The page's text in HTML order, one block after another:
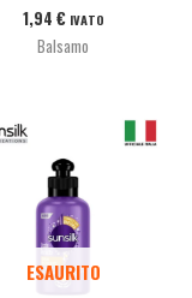
1,94 € IVATO
Balsamo
ESAURITO